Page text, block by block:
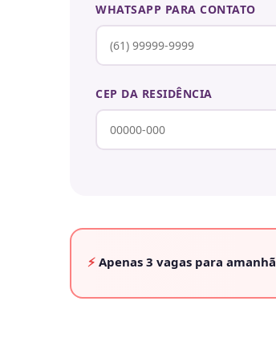
WHATSAPP PARA CONTATO
CEP DA RESIDÊNCIA
⚡ Apenas 3 vagas para amanhã